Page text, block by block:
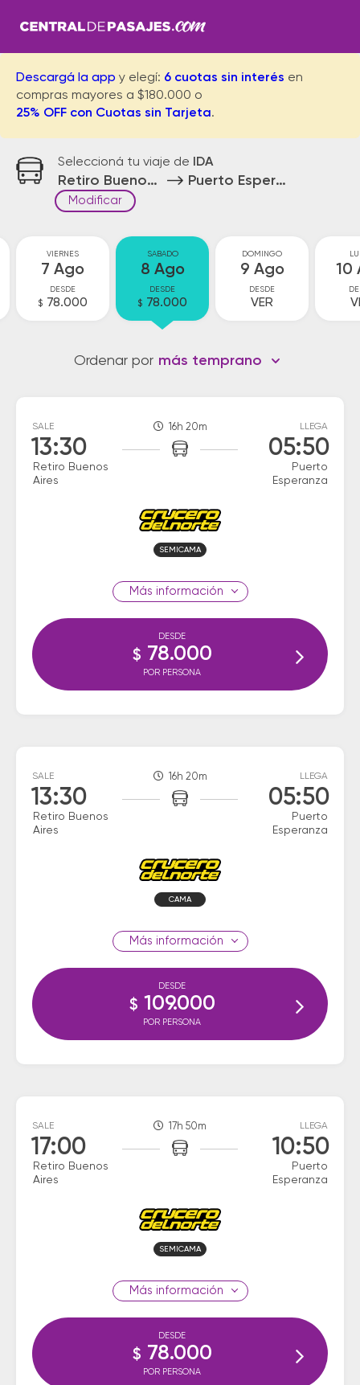
Descargá la app y elegí: 6 cuotas sin interés en
compras mayores a $180.000 o
25% OFF con Cuotas sin Tarjeta.
Seleccioná tu viaje de IDA
Retiro Buenos Aires Puerto Esperanza
Modificar
VIERNES
7 Ago
DESDE
$ 78.000
SABADO
8 Ago
DESDE
$ 78.000
DOMINGO
9 Ago
DESDE
VER
10
Ordenar por más temprano
SALE
13:30
Retiro Buenos
Aires
16h 20m LLEGA
05:50
Puerto
Esperanza
SEMICAMA
información
DESDE
$ 78.000
POR PERSONA
SALE
13:30
Retiro Buenos
Aires
16h 20m LLEGA
05:50
Puerto
Esperanza
CAMA
información
DESDE
$ 109.000
POR PERSONA
SALE
17:00
Retiro Buenos
Aires
17h 50m LLEGA
10:50
Puerto
Esperanza
SEMICAMA
información
DESDE
$ 78.000
POR PERSONA